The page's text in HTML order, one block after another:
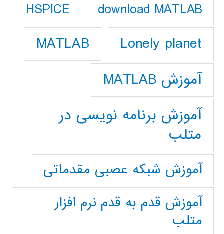
download MATLAB
HSPICE
Lonely planet
MATLAB
آموزش MATLAB
آموزش برنامه نویسی در
متلب
آموزش شبکه عصبی مقدماتی
آموزش قدم به قدم نرم افزار
متلب